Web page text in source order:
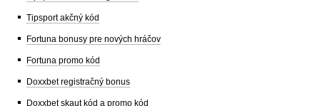
Tipsport akčný kód
Fortuna bonusy pre nových hráčov
Fortuna promo kód
Doxxbet registračný bonus
Doxxbet skaut kód a promo kód